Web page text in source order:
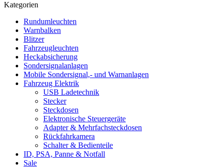
Kategorien
Rundumleuchten
Warnbalken
Blitzer
Fahrzeugleuchten
Heckabsicherung
Sondersignalanlagen
Mobile Sondersignal,- und Warnanlagen
Fahrzeug Elektrik
USB Ladetechnik
Stecker
Steckdosen
Elektronische Steuergeräte
Adapter & Mehrfachsteckdosen
Rückfahrkamera
Schalter & Bedienteile
ID, PSA, Panne & Notfall
Sale